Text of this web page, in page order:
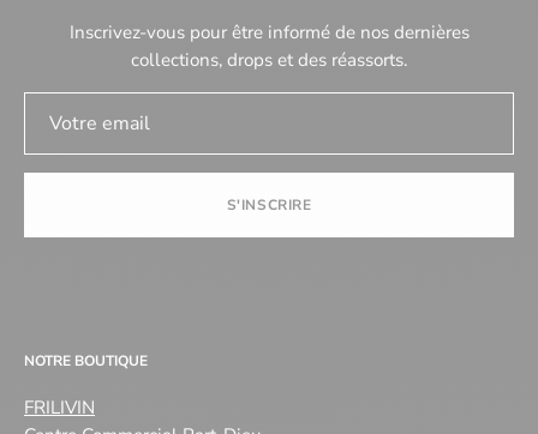
Inscrivez-vous pour être informé de nos dernières
collections, drops et des réassorts.
S'INSCRIRE
NOTRE BOUTIQUE
FRILIVIN